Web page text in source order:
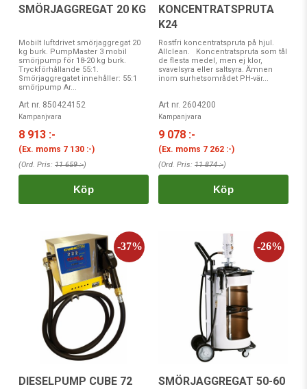
SMÖRJAGGREGAT 20 KG
Mobilt luftdrivet smörjaggregat 20
kg burk. PumpMaster 3 mobil
smörjpump för 18-20 kg burk.
Tryckförhållande 55:1.
Smörjaggregatet innehåller: 55:1
smörjpump Ar...
Art nr. 850424152
Kampanjvara
8 913 :-
(Ex. moms 7 130 :-)
(Ord. Pris: 11 659 :-)
Köp
KONCENTRATSPRUTA
K24
Rostfri koncentratspruta på hjul.
Allclean. Koncentratspruta som tål
de flesta medel, men ej klor,
svavelsyra eller saltsyra. Ämnen
inom surhetsområdet PH-vär...
Art nr. 2604200
Kampanjvara
9 078 :-
(Ex. moms 7 262 :-)
(Ord. Pris: 11 874 :-)
Köp
DIESELPUMP CUBE 72
SMÖRJAGGREGAT 50-60